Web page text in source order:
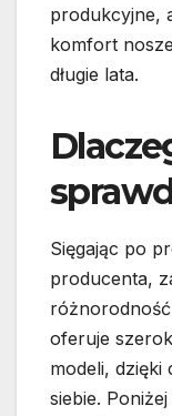
produkcyjne,
komfort
długie lata.
Sięgając po
producenta,
oferuje
modeli, dzięki
siebie.